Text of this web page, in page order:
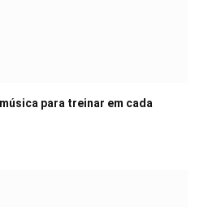
para treinar em cada